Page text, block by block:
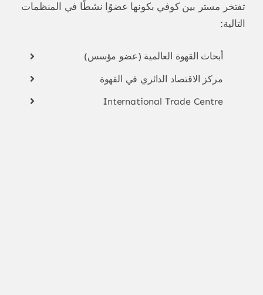
تفتخر مستر بين كوفي بكونها عضوًا نشطًا في المنظمات
التالية:
أبحاث القهوة العالمية (عضو مؤسس)
مركز الاقتصاد الدائري في القهوة
International Trade Centre